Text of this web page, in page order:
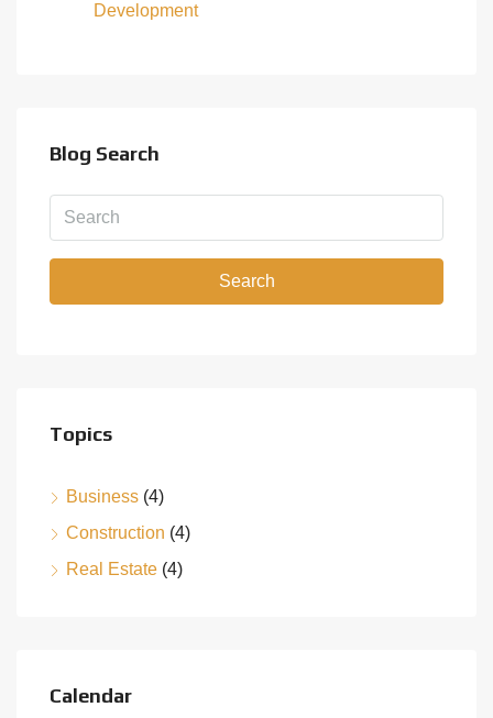
Development
Blog Search
Search
Topics
Business (4)
Construction (4)
Real Estate (4)
Calendar